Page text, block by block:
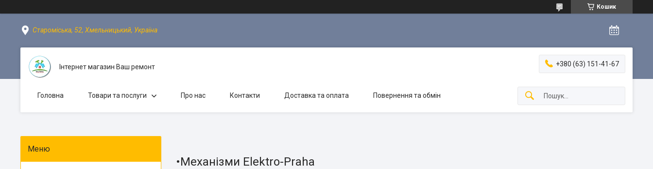
Кошик
Староміська, 52, Хмельницький, Україна
Інтернет магазин Ваш ремонт +380 (63) 151-41-67
Головна Товари та послуги Про нас Контакти Доставка та оплата Повернення та обмін
•Механізми Elektro-Praha